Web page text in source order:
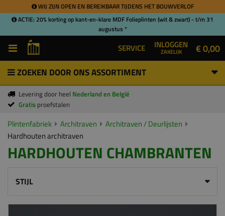
WIJ ZIJN OPEN EN BEREIKBAAR TIJDENS HET BOUWVERLOF
ACTIE: 20% korting op kant-en-klare MDF Folieplinten (wit & zwart) - t/m 31
augustus *
SERVICE INLOGGEN
ZAKELIJK € 0,00
ZOEKEN DOOR ONS ASSORTIMENT
Levering door heel Nederland en België
Gratis proefstalen
Plintenfabriek Architraven
Architraven / Deurlijsten
Hardhouten architraven
HARDHOUTEN CHAMBRANTEN
STIJL